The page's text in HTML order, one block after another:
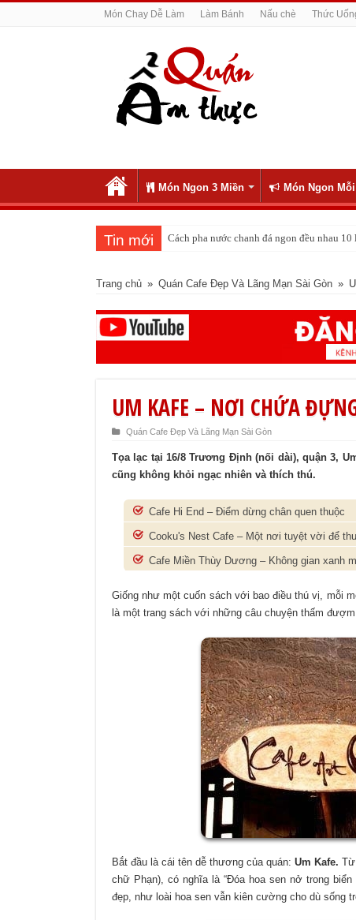
Món Chay Dễ Làm Làm Bánh Nấu chè Thức
Món Ngon 3 Miền Món Ngon
Tin mới Cách pha nước chanh đá ngon đều nhau 10
Trang chủ » Quán Cafe Đẹp Và Lãng Mạn Sài Gòn »
UM KAFE – NƠI CHỨA
Quán Cafe Đẹp Và Lãng Mạn Sài Gòn
Tọa lạc tại 16/8 Trương Định (nối dài), quận 3,
cũng không khỏi ngạc nhiên và thích thú.
Cafe Hi End – Điểm dừng chân quen thuộc
Cooku's Nest Cafe – Một nơi tuyệt vời để
Cafe Miền Thùy Dương – Không gian xanh
Giống như một cuốn sách với bao điều thú vị, mỗi
là một trang sách với những câu chuyện thấm
Bắt đầu là cái tên dễ thương của quán: Um Kafe. Từ
chữ Phạn), có nghĩa là “Đóa hoa sen nở trong
đẹp, như loài hoa sen vẫn kiên cường cho dù sống